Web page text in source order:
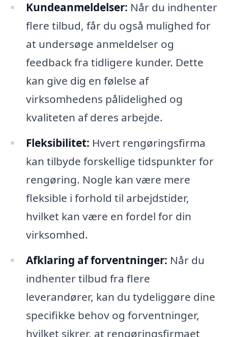
Kundeanmeldelser: Når du indhenter
flere tilbud, får du også mulighed for
at undersøge anmeldelser og
feedback fra tidligere kunder. Dette
kan give dig en følelse af
virksomhedens pålidelighed og
kvaliteten af deres arbejde.
Fleksibilitet: Hvert rengøringsfirma
kan tilbyde forskellige tidspunkter for
rengøring. Nogle kan være mere
fleksible i forhold til arbejdstider,
hvilket kan være en fordel for din
virksomhed.
Afklaring af forventninger: Når du
indhenter tilbud fra flere
leverandører, kan du tydeliggøre dine
specifikke behov og forventninger,
hvilket sikrer, at rengøringsfirmaet